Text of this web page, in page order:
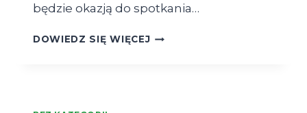
będzie okazją do spotkania…
DOWIEDZ SIĘ WIĘCEJINFORMACJA